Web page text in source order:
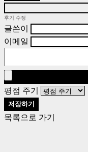
후기 수정
글쓴이
이메일
평점 주기
저장하기
목록으로 가기